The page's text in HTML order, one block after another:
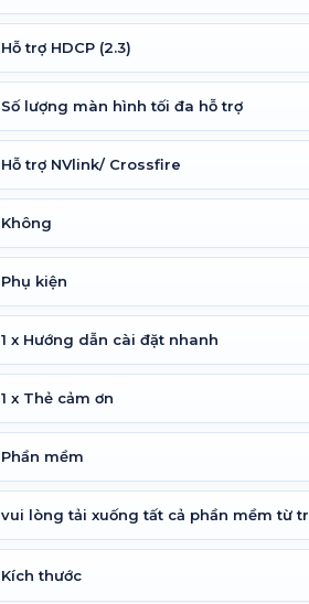
Hỗ trợ HDCP (2.3)
Số lượng màn hình tối đa hỗ trợ
Hỗ trợ NVlink/ Crossfire
Không
Phụ kiện
1 x Hướng dẫn cài đặt nhanh
1 x Thẻ cảm ơn
Phần mềm
vui lòng tải xuống tất cả phần mềm từ
Kích thước